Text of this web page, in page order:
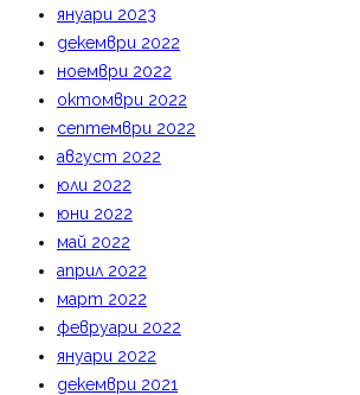
януари 2023
декември 2022
ноември 2022
октомври 2022
септември 2022
август 2022
юли 2022
юни 2022
май 2022
април 2022
март 2022
февруари 2022
януари 2022
декември 2021